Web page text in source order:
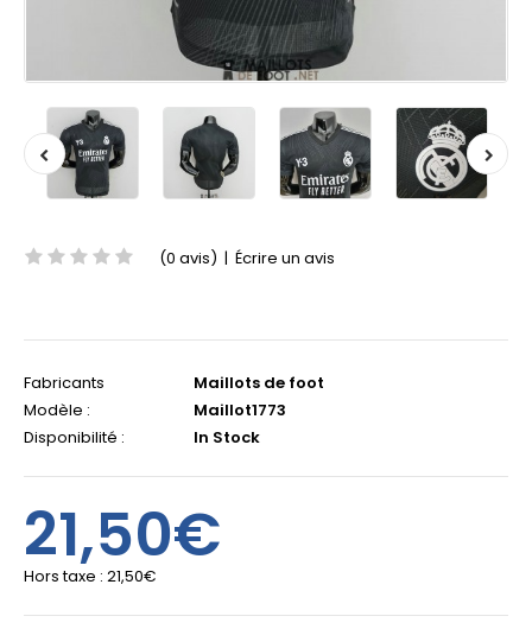
(0 avis) | Écrire un avis
Fabricants
Maillots de foot
Modèle :
Maillot1773
Disponibilité :
In Stock
21,50€
Hors taxe : 21,50€